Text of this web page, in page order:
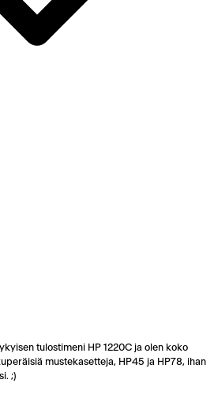
tulostimeni HP 1220C ja olen koko
mustekasetteja, HP45 ja HP78, ihan
;)